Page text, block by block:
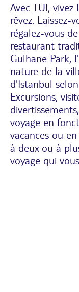
Avec TUI, vivez
rêvez. Laissez-
régalez-vous
restaurant
Gulhane Park,
nature de la
d'Istanbul
Excursions,
voyage en
vacances ou en
à deux ou à
voyage qui